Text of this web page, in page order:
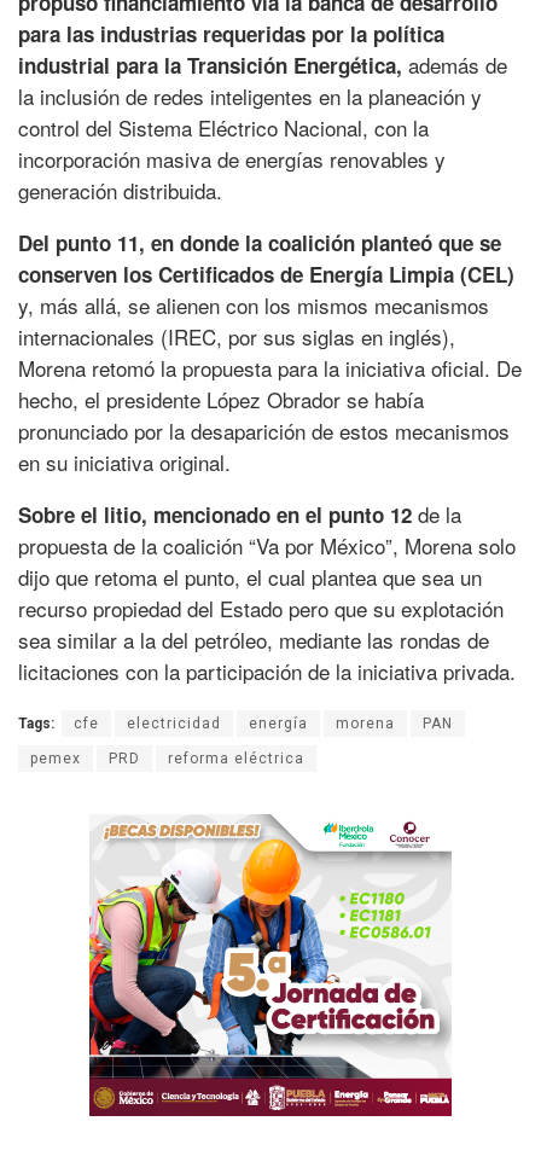
para las industrias requeridas por la política
industrial para la Transición Energética, además de
la inclusión de redes inteligentes en la planeación y
control del Sistema Eléctrico Nacional, con la
incorporación masiva de energías renovables y
generación distribuida.
Del punto 11, en donde la coalición planteó que se
conserven los Certificados de Energía Limpia (CEL)
y, más allá, se alienen con los mismos mecanismos
internacionales (IREC, por sus siglas en inglés),
Morena retomó la propuesta para la iniciativa oficial. De
hecho, el presidente López Obrador se había
pronunciado por la desaparición de estos mecanismos
en su iniciativa original.
Sobre el litio, mencionado en el punto 12 de la
propuesta de la coalición “Va por México”, Morena solo
dijo que retoma el punto, el cual plantea que sea un
recurso propiedad del Estado pero que su explotación
sea similar a la del petróleo, mediante las rondas de
licitaciones con la participación de la iniciativa privada.
Tags: cfe electricidad energía morena PAN
pemex PRD reforma eléctrica